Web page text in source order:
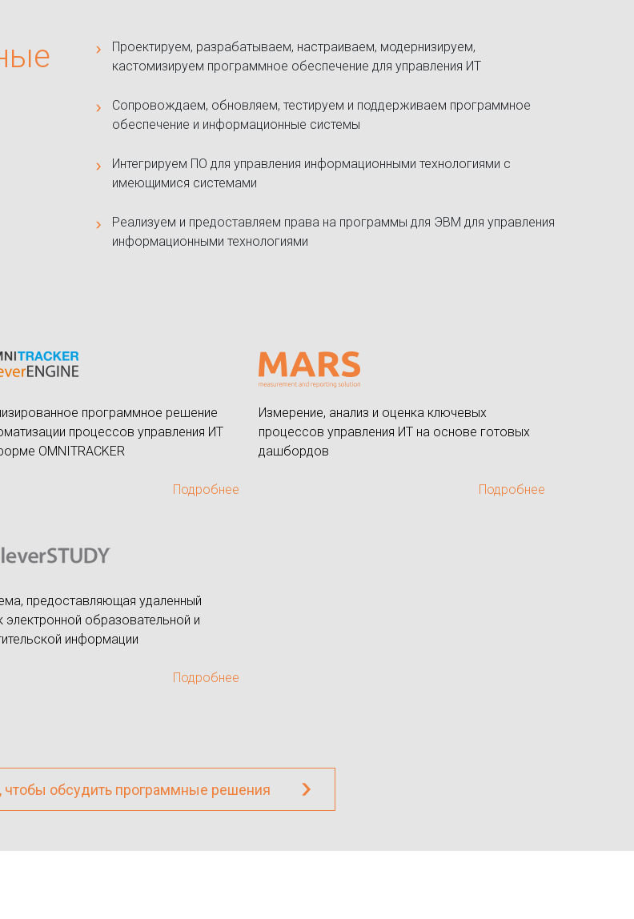
Проектируем, разрабатываем, настраиваем, модернизируем,
кастомизируем программное обеспечение для управления ИТ
Сопровождаем, обновляем, тестируем и поддерживаем программное
обеспечение и информационные системы
Интегрируем ПО для управления информационными технологиями с
имеющимися системами
Реализуем и предоставляем права на программы для ЭВМ для управления
информационными технологиями
программное решение
процессов управления ИТ
OMNITRACKER
Подробнее
Измерение, анализ и оценка ключевых
процессов управления ИТ на основе готовых
дашбордов
Подробнее
предоставляющая удаленный
электронной образовательной и
информации
Подробнее
чтобы обсудить программные решения